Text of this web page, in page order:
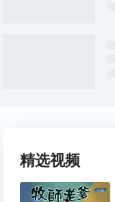
精选视频